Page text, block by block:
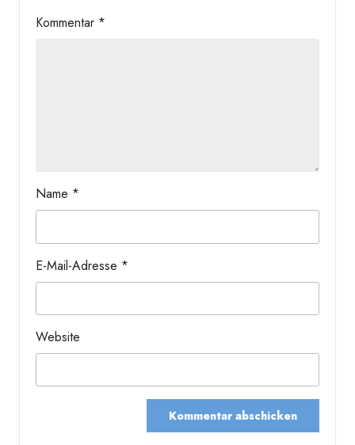
Kommentar *
Name *
E-Mail-Adresse *
Website